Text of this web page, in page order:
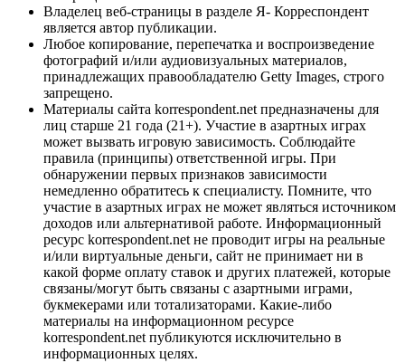
Владелец веб-страницы в разделе Я- Корреспондент
является автор публикации.
Любое копирование, перепечатка и воспроизведение
фотографий и/или аудиовизуальных материалов,
принадлежащих правообладателю Getty Images, строго
запрещено.
Материалы сайта korrespondent.net предназначены для
лиц старше 21 года (21+). Участие в азартных играх
может вызвать игровую зависимость. Соблюдайте
правила (принципы) ответственной игры. При
обнаружении первых признаков зависимости
немедленно обратитесь к специалисту. Помните, что
участие в азартных играх не может являться источником
доходов или альтернативой работе. Информационный
ресурс korrespondent.net не проводит игры на реальные
и/или виртуальные деньги, сайт не принимает ни в
какой форме оплату ставок и других платежей, которые
связаны/могут быть связаны с азартными играми,
букмекерами или тотализаторами. Какие-либо
материалы на информационном ресурсе
korrespondent.net публикуются исключительно в
информационных целях.